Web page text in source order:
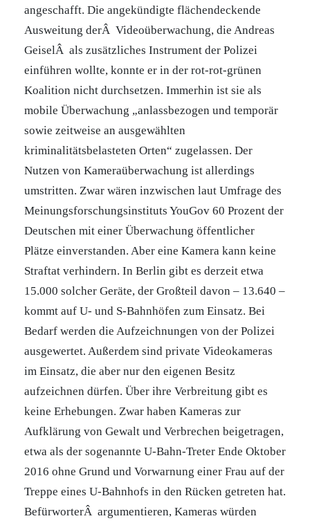
angeschafft. Die angekündigte flächendeckende
Ausweitung derÂ Videoüberwachung, die Andreas
GeiselÂ als zusätzliches Instrument der Polizei
einführen wollte, konnte er in der rot-rot-grünen
Koalition nicht durchsetzen. Immerhin ist sie als
mobile Überwachung „anlassbezogen und temporär
sowie zeitweise an ausgewählten
kriminalitätsbelasteten Orten“ zugelassen. Der
Nutzen von Kameraüberwachung ist allerdings
umstritten. Zwar wären inzwischen laut Umfrage des
Meinungsforschungsinstituts YouGov 60 Prozent der
Deutschen mit einer Überwachung öffentlicher
Plätze einverstanden. Aber eine Kamera kann keine
Straftat verhindern. In Berlin gibt es derzeit etwa
15.000 solcher Geräte, der Großteil davon – 13.640 –
kommt auf U- und S-Bahnhöfen zum Einsatz. Bei
Bedarf werden die Aufzeichnungen von der Polizei
ausgewertet. Außerdem sind private Videokameras
im Einsatz, die aber nur den eigenen Besitz
aufzeichnen dürfen. Über ihre Verbreitung gibt es
keine Erhebungen. Zwar haben Kameras zur
Aufklärung von Gewalt und Verbrechen beigetragen,
etwa als der sogenannte U-Bahn-Treter Ende Oktober
2016 ohne Grund und Vorwarnung einer Frau auf der
Treppe eines U-Bahnhofs in den Rücken getreten hat.
BefürworterÂ argumentieren, Kameras würden